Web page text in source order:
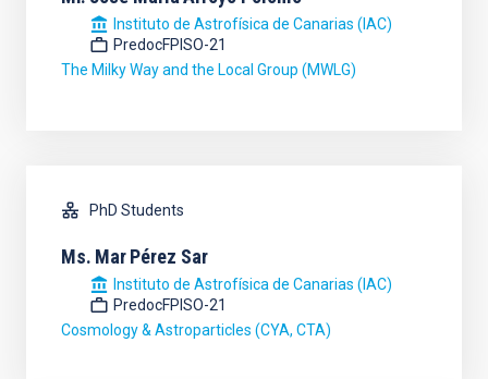
Instituto de Astrofísica de Canarias (IAC)
PredocFPISO-21
The Milky Way and the Local Group (MWLG)
PhD Students
Ms. MarPérez Sar
Instituto de Astrofísica de Canarias (IAC)
PredocFPISO-21
Cosmology & Astroparticles (CYA, CTA)